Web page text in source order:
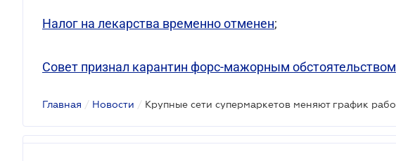
Налог на лекарства временно отменен;
Совет признал карантин форс-мажорным обстоятельством
Главная / Новости /